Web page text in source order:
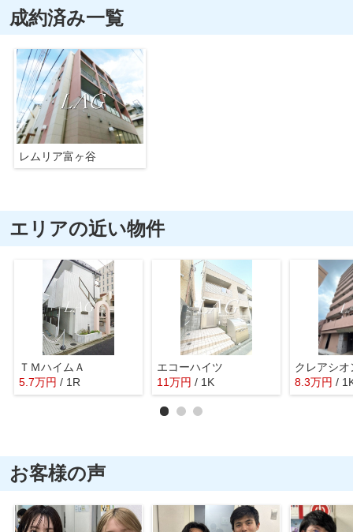
成約済み一覧
レムリア富ヶ谷
エリアの近い物件
ＴＭハイムＡ
5.7万円 / 1R
エコーハイツ
11万円 / 1K
クレアシオ
8.3万円 /
お客様の声